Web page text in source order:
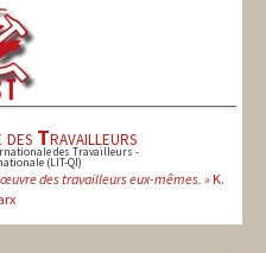
des Travailleurs
des Travailleurs -
(LIT-QI)
des travailleurs eux-mêmes. »K.